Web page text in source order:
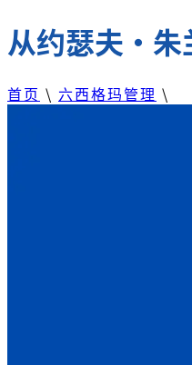
从约瑟夫・
首页 \ 六西格玛管理 \